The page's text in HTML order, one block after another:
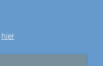
hier